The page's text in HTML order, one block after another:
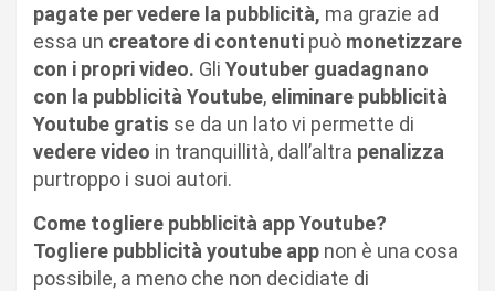
pagate per vedere la pubblicità, ma grazie ad
essa un creatore di contenuti può monetizzare
con i propri video. Gli Youtuber guadagnano
con la pubblicità Youtube, eliminare pubblicità
Youtube gratis se da un lato vi permette di
vedere video in tranquillità, dall’altra penalizza
purtroppo i suoi autori.
Come togliere pubblicità app Youtube?
Togliere pubblicità youtube app non è una cosa
possibile, a meno che non decidiate di